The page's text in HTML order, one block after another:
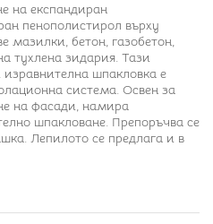
на експандиран
пенополистирол върху
мазилки, бетон, газобетон,
тухлена зидария. Тази
шпакловка е
система. Освен за
на фасади, намира
шпакловане. Препоръчва се
Лепилото се предлага и в